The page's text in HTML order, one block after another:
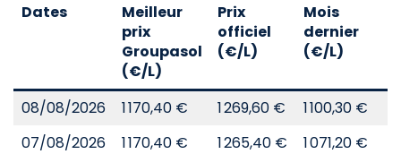
Dates
Meilleur
prix
Groupasol
(€/L)
Prix
officiel
(€/L)
Mois
dernier
(€/L)
08/08/2026 1 170,40 € 1 269,60 € 1 100,30 €
07/08/2026
1 170,40 € 1 265,40 € 1 071,20 €